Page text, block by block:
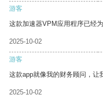
游客
这款加速器VPM应用程序已经
2025-10-02
游客
这款app就像我的财务顾问，让
2025-10-02